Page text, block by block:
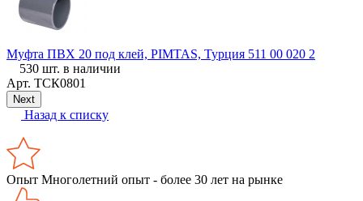
Муфта ПВХ 20 под клей, PIMTAS, Турция 511 00 020 2
530 шт. в наличии
Арт. ТСК0801
Next
Назад к списку
Опыт Многолетний опыт - более 30 лет на рынке